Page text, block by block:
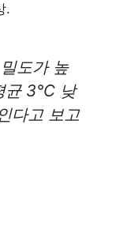
.
도가 높
균 3℃ 낮
다고 보고